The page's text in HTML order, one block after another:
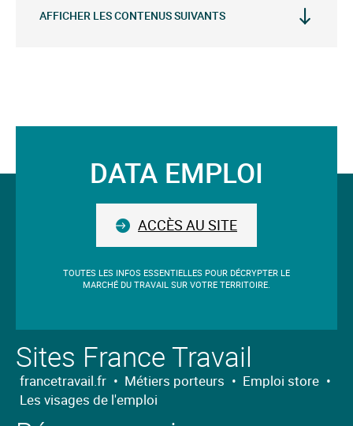
éloignés
demandeurs
2025
AFFICHER LES CONTENUS SUIVANTS
Suivez-DATA EMPLOI
ACCÈS AU SITE
TOUTES LES INFOS ESSENTIELLES POUR DÉCRYPTER LE
MARCHÉ DU TRAVAIL SUR VOTRE TERRITOIRE.
Sites France Travail
francetravail.fr • Métiers porteurs • Emploi store •
Les visages de l'emploi